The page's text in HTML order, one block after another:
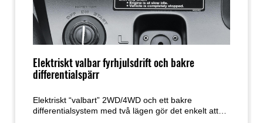
Elektriskt valbar fyrhjulsdrift och bakre
differentialspärr
Elektriskt “valbart” 2WD/4WD och ett bakre
differentialsystem med två lägen gör det enkelt att